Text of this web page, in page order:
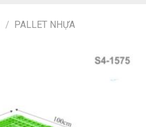
/ PALLET NHỰA